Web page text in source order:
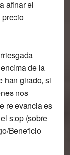
afinar el
precio
de la
han girado, si
nos
relevancia es
stop (sobre
Beneficio